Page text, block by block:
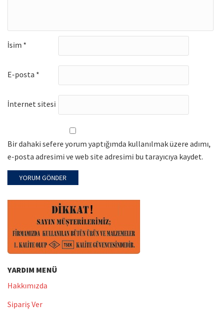
İsim *
E-posta *
İnternet sitesi
Bir dahaki sefere yorum yaptığımda kullanılmak üzere adımı,
e-posta adresimi ve web site adresimi bu tarayıcıya kaydet.
YARDIM MENÜ
Hakkımızda
Sipariş Ver